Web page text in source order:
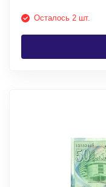
Осталось 2 шт.